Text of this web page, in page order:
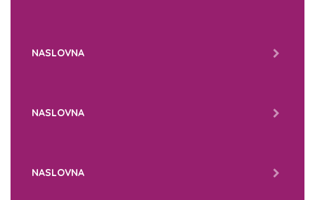
NASLOVNA
NASLOVNA
NASLOVNA